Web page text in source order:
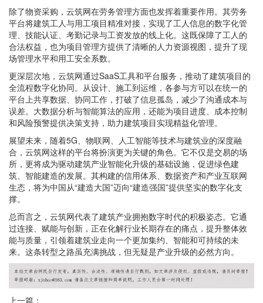
除了物资采购，云筑网在劳务管理方面也发挥着重要作用。其劳务
平台将建筑工人与用工项目精准对接，实现了工人信息的数字化管
理、技能认证、考勤记录与工资发放的线上化。这既保障了工人的
合法权益，也为项目管理方提供了清晰的人力资源视图，提升了现
场管理水平和用工安全系数。
更深层次地，云筑网通过SaaS工具和平台服务，推动了建筑项目的
全流程数字化协同。从设计、施工到运维，各参与方可以在统一的
平台上共享数据、协同工作，打破了信息孤岛，减少了沟通成本与
误差。大数据分析与智能算法的应用，还能为项目进度、成本控制
和风险预警提供决策支持，助力建筑项目实现精益化管理。
展望未来，随着5G、物联网、人工智能等技术与建筑业的深度融
合，云筑网这样的平台将扮演更为关键的角色。它不仅是交易的场
所，更将成为驱动建筑产业智能化升级的基础设施，促进绿色建
筑、智能建造的发展。其构建的信用体系、数据资产和产业互联网
生态，将为中国从“建造大国”迈向“建造强国”提供坚实的数字化支
撑。
总而言之，云筑网代表了建筑产业拥抱数字时代的积极姿态。它通
过连接、赋能与创新，正在化解行业长期存在的痛点，提升整体效
能与质量，引领着建筑业走向一个更加集约、智能和可持续的未
来。这条转型之路虽充满挑战，但无疑是产业升级的必然方向。
上一篇：